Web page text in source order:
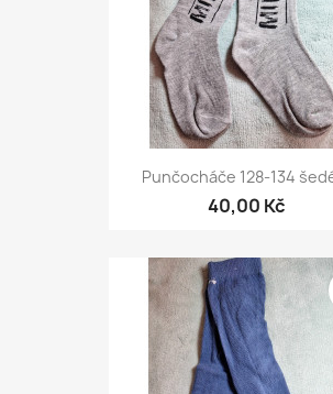
Punčocháče 128-134
40,00 Kč